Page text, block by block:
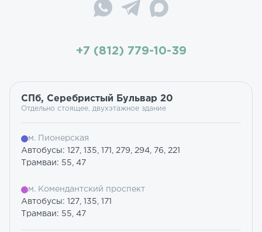
+7 (812) 779-10-39
СПб, Серебристый Бульвар 20
Отдельно стоящее, двухэтажное здание
м. Пионерская
Автобусы: 127, 135, 171, 279, 294, 76, 221
Трамваи: 55, 47
м. Комендантский проспект
Автобусы: 127, 135, 171
Трамваи: 55, 47